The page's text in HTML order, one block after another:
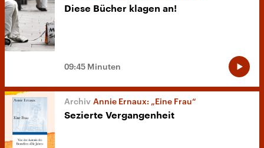
Diese Bücher klagen an!
09:45 Minuten
Annie Ernaux: „Eine Frau“
Sezierte Vergangenheit